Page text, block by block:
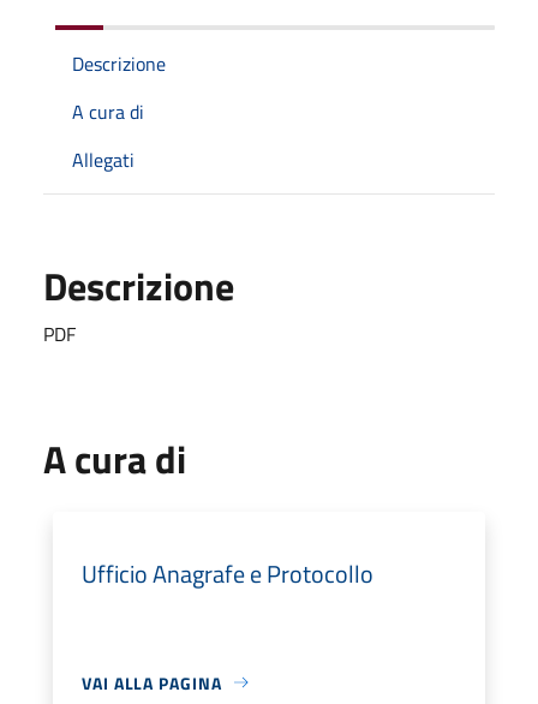
Descrizione
A cura di
Allegati
Descrizione
PDF
A cura di
Ufficio Anagrafe e Protocollo
VAI ALLA PAGINA